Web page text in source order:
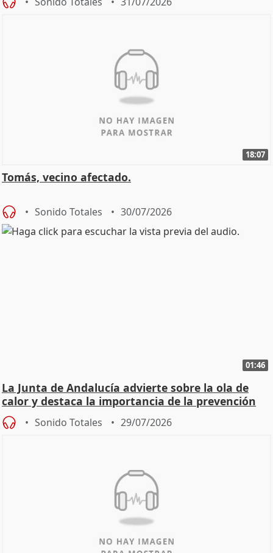
18:07
Tomás, vecino afectado.
Sonido Totales 30/07/2026
01:46
La Junta de Andalucía advierte sobre la ola de
calor y destaca la importancia de la prevención
Sonido Totales 29/07/2026